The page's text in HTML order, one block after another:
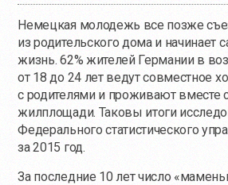
Немецкая молодежь все позже
из родительского дома и начинает
жизнь. 62% жителей Германии в
от 18 до 24 лет ведут совместное
с родителями и проживают вместе
жилплощади. Таковы итоги
Федерального статистического
за 2015 год.
За последние 10 лет число